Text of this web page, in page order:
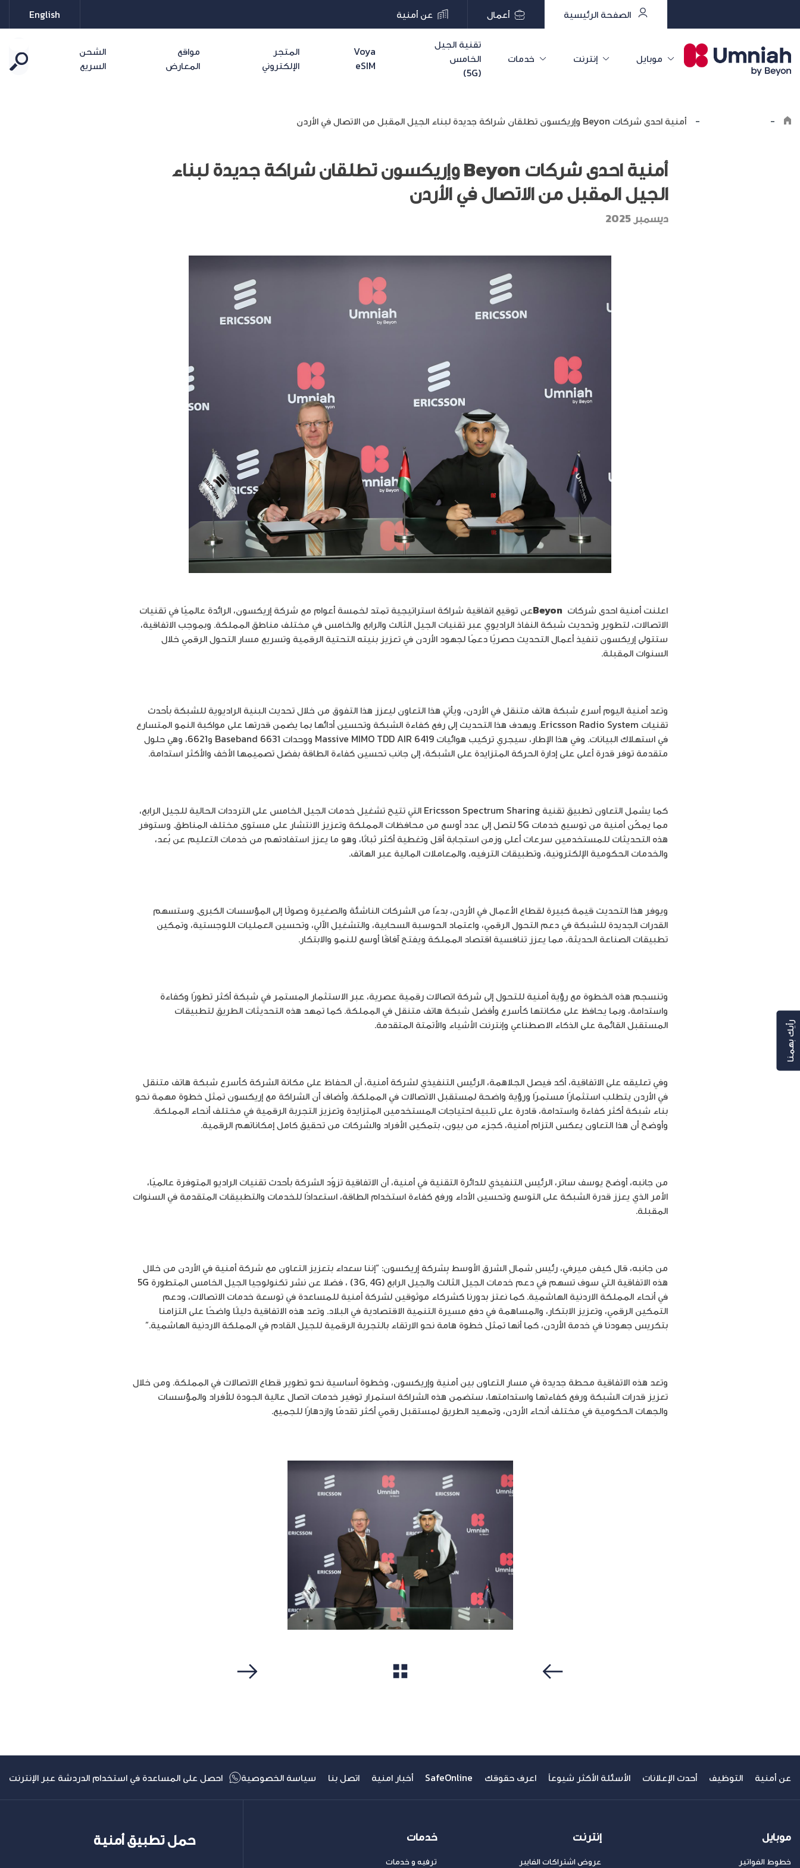
الصفحة الرئيسية أعمال عن أمنية English
موبايل إنترنت خدمات
تقنية الجيل
الخامس
(5G)
Voya
eSIM
المتجر
الإلكتروني
مواقع
المعارض
الشحن
السريع
-
- أمنية احدى شركات Beyon وإريكسون تطلقان شراكة جديدة لبناء الجيل المقبل من الاتصال في الأردن
أمنية احدى شركات Beyon وإريكسون تطلقان شراكة جديدة لبناء
الجيل المقبل من الاتصال في الأردن
ديسمبر 2025
اعلنت أمنية احدى شركات Beyonعن توقيع اتفاقية شراكة استراتيجية تمتد لخمسة أعوام مع شركة إريكسون، الرائدة عالميًا في تقنيات
الاتصالات، لتطوير وتحديث شبكة النفاذ الراديوي عبر تقنيات الجيل الثالث والرابع والخامس في مختلف مناطق المملكة. وبموجب الاتفاقية،
ستتولى إريكسون تنفيذ أعمال التحديث حصريًا دعمًا لجهود الأردن في تعزيز بنيته التحتية الرقمية وتسريع مسار التحول الرقمي خلال
السنوات المقبلة.
وتعد أمنية اليوم أسرع شبكة هاتف متنقل في الأردن، ويأتي هذا التعاون ليعزز هذا التفوق من خلال تحديث البنية الراديوية للشبكة بأحدث
تقنيات Ericsson Radio System. ويهدف هذا التحديث إلى رفع كفاءة الشبكة وتحسين أدائها بما يضمن قدرتها على مواكبة النمو المتسارع
في استهلاك البيانات. وفي هذا الإطار، سيجري تركيب هوائيات Massive MIMO TDD AIR 6419 ووحدات Baseband 6631 و6621، وهي حلول
متقدمة توفر قدرة أعلى على إدارة الحركة المتزايدة على الشبكة، إلى جانب تحسين كفاءة الطاقة بفضل تصميمها الأخف والأكثر استدامة.
كما يشمل التعاون تطبيق تقنية Ericsson Spectrum Sharing التي تتيح تشغيل خدمات الجيل الخامس على الترددات الحالية للجيل الرابع،
مما يمكّن أمنية من توسيع خدمات 5G لتصل إلى عدد أوسع من محافظات المملكة وتعزيز الانتشار على مستوى مختلف المناطق. وستوفر
هذه التحديثات للمستخدمين سرعات أعلى وزمن استجابة أقل وتغطية أكثر ثباتًا، وهو ما يعزز استفادتهم من خدمات التعليم عن بُعد،
والخدمات الحكومية الإلكترونية، وتطبيقات الترفيه، والمعاملات المالية عبر الهاتف.
ويوفر هذا التحديث قيمة كبيرة لقطاع الأعمال في الأردن، بدءًا من الشركات الناشئة والصغيرة وصولًا إلى المؤسسات الكبرى. وستسهم
القدرات الجديدة للشبكة في دعم التحول الرقمي، واعتماد الحوسبة السحابية، والتشغيل الآلي، وتحسين العمليات اللوجستية، وتمكين
تطبيقات الصناعة الحديثة، مما يعزز تنافسية اقتصاد المملكة ويفتح آفاقًا أوسع للنمو والابتكار.
وتنسجم هذه الخطوة مع رؤية أمنية للتحول إلى شركة اتصالات رقمية عصرية، عبر الاستثمار المستمر في شبكة أكثر تطورًا وكفاءة
واستدامة، وبما يحافظ على مكانتها كأسرع وأفضل شبكة هاتف متنقل في المملكة. كما تمهد هذه التحديثات الطريق لتطبيقات
المستقبل القائمة على الذكاء الاصطناعي وإنترنت الأشياء والأتمتة المتقدمة.
وفي تعليقه على الاتفاقية، أكد فيصل الجلاهمة، الرئيس التنفيذي لشركة أمنية، أن الحفاظ على مكانة الشركة كأسرع شبكة هاتف متنقل
في الأردن يتطلب استثمارًا مستمرًا ورؤية واضحة لمستقبل الاتصالات في المملكة. وأضاف أن الشراكة مع إريكسون تمثل خطوة مهمة نحو
بناء شبكة أكثر كفاءة واستدامة، قادرة على تلبية احتياجات المستخدمين المتزايدة وتعزيز التجربة الرقمية في مختلف أنحاء المملكة.
وأوضح أن هذا التعاون يعكس التزام أمنية، كجزء من بيون، بتمكين الأفراد والشركات من تحقيق كامل إمكاناتهم الرقمية.
من جانبه، أوضح يوسف ساتر، الرئيس التنفيذي للدائرة التقنية في أمنية، أن الاتفاقية تزوّد الشركة بأحدث تقنيات الراديو المتوفرة عالميًا،
الأمر الذي يعزز قدرة الشبكة على التوسع وتحسين الأداء ورفع كفاءة استخدام الطاقة، استعدادًا للخدمات والتطبيقات المتقدمة في السنوات
المقبلة.
من جانبه، قال كيفن ميرفي، رئيسِ شمالِ الشرق الأوسط بِشركة إِريكسون: “إننا سعداء بتعزيز التعاون مع شركة أمنية في الأردن من خلال
في أنحاء المملكة الاردنية الهاشمية. كما نعتز بدورنا كشركاء موثوقين لشركة أمنية للمساعدة في توسعة خدمات الاتصالات، ودعم
التمكين الرقمي، وتعزيز الابتكار، والمساهمة في دفع مسيرة التنمية الاقتصادية في البلاد. وتعد هذه الاتفاقية دليلًا واضحًا على التزامنا
بتكريس جهودنا في خدمة الأردن، كما أنها تمثل خطوة هامة نحو الارتقاء بالتجربة الرقمية للجيل القادم في المملكة الاردنية الهاشمية.”
وتعد هذه الاتفاقية محطة جديدة في مسار التعاون بين أمنية وإريكسون، وخطوة أساسية نحو تطوير قطاع الاتصالات في المملكة. ومن خلال
تعزيز قدرات الشبكة ورفع كفاءتها واستدامتها، ستضمن هذه الشراكة استمرار توفير خدمات اتصال عالية الجودة للأفراد والمؤسسات
والجهات الحكومية في مختلف أنحاء الأردن، وتمهيد الطريق لمستقبل رقمي أكثر تقدمًا وازدهارًا للجميع.
عن أمنية التوظيف أحدث الإعلانات الأسئلة الأكثر شيوعاً اعرف حقوقك SafeOnline أخبار امنية اتصل بنا سياسة الخصوصية احصل على المساعدة في استخدام الدردشة عبر الإنترنت
موبايل
خطوط الفواتير
إنترنت
عروض اشتراكات الفايبر
خدمات
ترفيه و خدمات
حمل تطبيق أمنية
رأيك بهمنا